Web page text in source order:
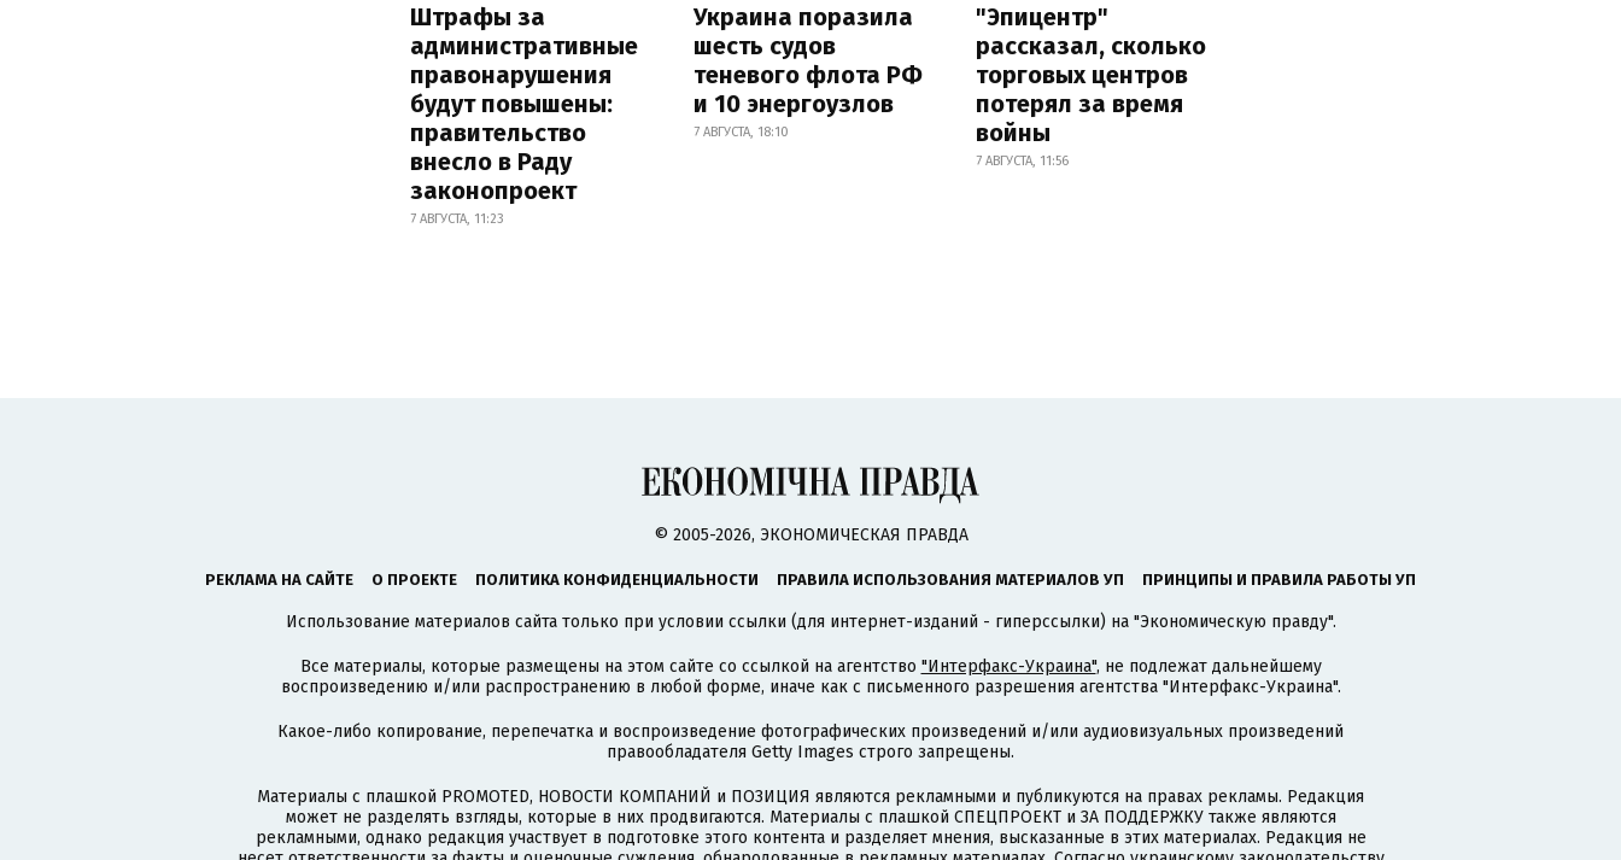
Штрафы за
административные
правонарушения
будут повышены:
правительство
внесло в Раду
законопроект
7 АВГУСТА, 11:23
Украина поразила
шесть судов
теневого флота РФ
и 10 энергоузлов
7 АВГУСТА, 18:10
"Эпицентр"
рассказал, сколько
торговых центров
потерял за время
войны
7 АВГУСТА, 11:56
© 2005-2026, ЭКОНОМИЧЕСКАЯ ПРАВДА
РЕКЛАМА НА САЙТЕ О ПРОЕКТЕ ПОЛИТИКА КОНФИДЕНЦИАЛЬНОСТИ ПРАВИЛА ИСПОЛЬЗОВАНИЯ МАТЕРИАЛОВ УП ПРИНЦИПЫ И ПРАВИЛА РАБОТЫ УП
Использование материалов сайта только при условии ссылки (для интернет-изданий - гиперссылки) на "Экономическую правду".
Все материалы, которые размещены на этом сайте со ссылкой на агентство "Интерфакс-Украина", не подлежат дальнейшему
воспроизведению и/или распространению в любой форме, иначе как с письменного разрешения агентства "Интерфакс-Украина".
Какое-либо копирование, перепечатка и воспроизведение фотографических произведений и/или аудиовизуальных произведений
правообладателя Getty Images строго запрещены.
Материалы с плашкой PROMOTED, НОВОСТИ КОМПАНИЙ и ПОЗИЦИЯ являются рекламными и публикуются на правах рекламы. Редакция
может не разделять взгляды, которые в них продвигаются. Материалы с плашкой СПЕЦПРОЕКТ и ЗА ПОДДЕРЖКУ также являются
рекламными, однако редакция участвует в подготовке этого контента и разделяет мнения, высказанные в этих материалах. Редакция не